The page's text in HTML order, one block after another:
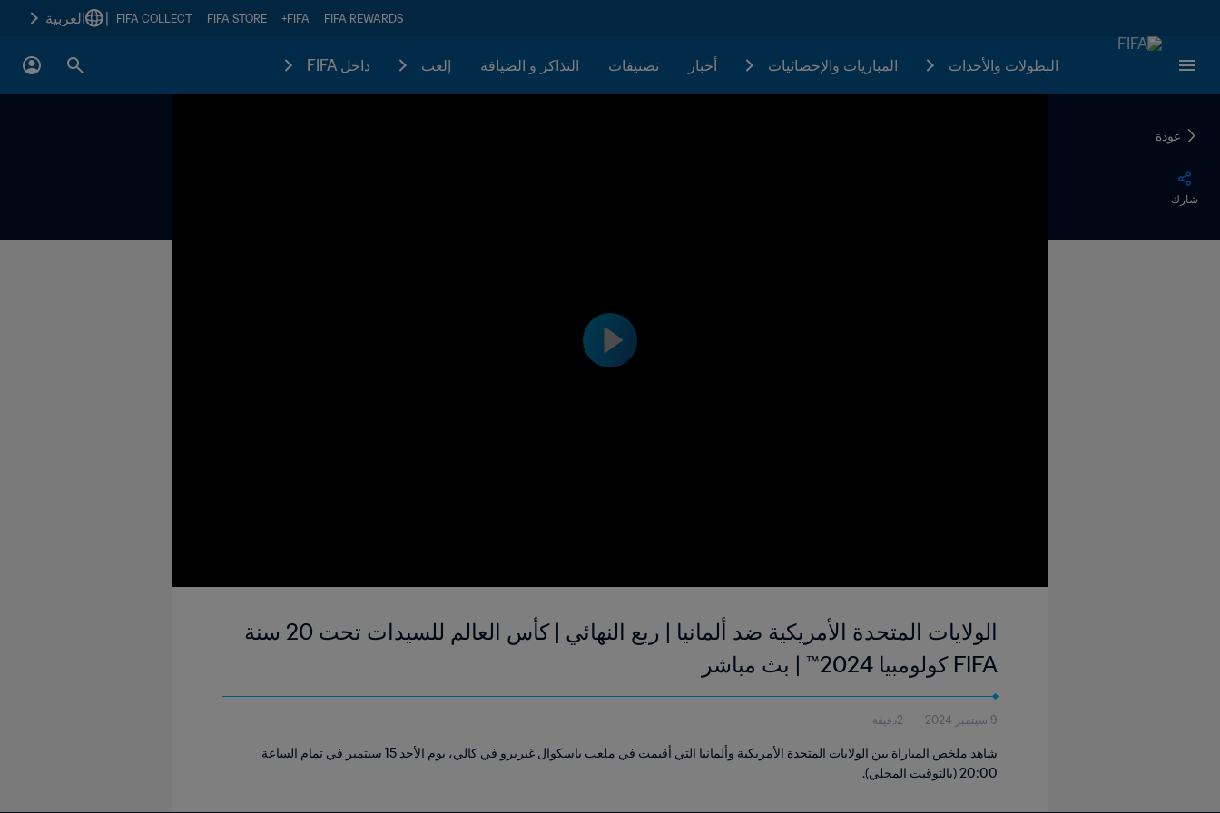
FIFA REWARDS
FIFA+
FIFA STORE
FIFA COLLECT العربية
البطولات والأحدات المباريات والإحصائيات أخبار تصنيفات التذاكر و الضيافة إلعب داخل FIFA
عودة
شارك
الولايات المتحدة الأمريكية ضد ألمانيا | ربع النهائي | كأس العالم للسيدات تحت 20 سنة
FIFA كولومبيا 2024™ | بث مباشر
9 سبتمبر 2024 2دقيقة
شاهد ملخص المباراة بين الولايات المتحدة الأمريكية وألمانيا التي أقيمت في ملعب باسكوال غيريرو في كالي، يوم الأحد 15 سبتمبر في تمام الساعة
20:00 (بالتوقيت المحلي).